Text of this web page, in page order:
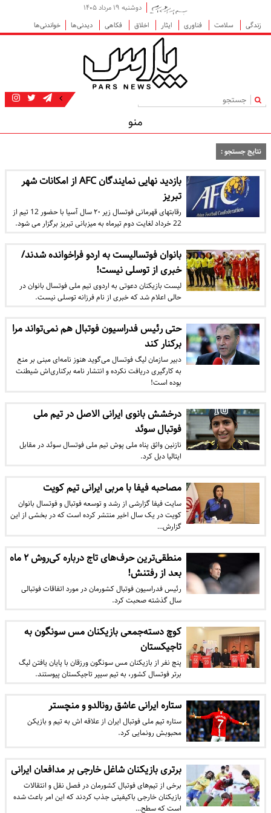
دوشنبه ۱۹ مرداد ۱۴۰۵
زندگی
سلامت فناوری ایثار اخلاق فکاهی دیدنی‌ها خواندنی‌ها
|
منو
نتایج جستجو :
بازدید نهایی نمایندگان AFC ‌از امکانات شهر
تبریز
رقابتهای قهرمانی فوتسال زیر ۲۰ سال آسیا با حضور 12 تیم از
22 خرداد لغایت دوم تیرماه به میزبانی تبریز برگزار می شود.
بانوان فوتسالیست به اردو فراخوانده شدند/
خبری از توسلی نیست!
​ لیست بازیکنان دعوتی به اردوی تیم ملی فوتسال بانوان در
حالی اعلام شد که خبری از نام فرزانه توسلی نیست.
حتی رئیس فدراسیون فوتبال هم نمی‌تواند مرا
برکنار کند
دبیر سازمان لیگ فوتسال می‌گوید هنوز نامه‌ای مبنی بر منع
به کارگیری دریافت نکرده و انتشار نامه برکناری‌اش شیطنت
بوده است!
درخشش بانوی ایرانی الاصل در تیم ملی
فوتبال سوئد
نازنین واثق پناه ملی پوش تیم ملی فوتسال سوئد در مقابل
ایتالیا دبل کرد.
مصاحبه فیفا با مربی ایرانی تیم کویت
سایت فیفا گزارشی از رشد و توسعه فوتبال و فوتسال بانوان
کویت در یک سال اخیر منتشر کرده است که در بخشی از این
گزارش…
منطقی‌ترین حرف‌های تاج درباره کی‌روش ۲ ماه
بعد از رفتنش!
رئیس فدراسیون فوتبال کشورمان در مورد اتفاقات فوتبالی
سال گذشته صحبت کرد.
کوچ دسته‌جمعی بازیکنان مس سونگون به
تاجیکستان
پنج نفر از بازیکنان مس سونگون ورزقان با پایان یافتن لیگ
برتر فوتسال کشور، به تیم سیپر تاجیکستان پیوستند.
ستاره ایرانی عاشق رونالدو و منچستر
ستاره تیم ملی فوتبال ایران از علاقه اش به تیم و بازیکن
محبوبش رونمایی کرد.
برتری بازیکنان شاغل خارجی بر مدافعان ایرانی
برخی از تیم‌های فوتبال کشورمان در فصل نقل و انتقالات
بازیکنان خارجی باکیفیتی جذب کردند که این امر باعث شده
است که سطح…